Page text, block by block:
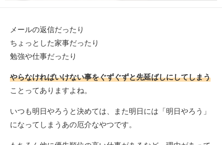
メールの返信だったり
ちょっとした家事だったり
勉強や仕事だったり
やらなければいけない事をぐずぐずと先延ばしにしてしまう
ことってありますよね。
いつも明日やろうと決めては、また明日には「明日やろう」
になってしまうあの厄介なやつです。